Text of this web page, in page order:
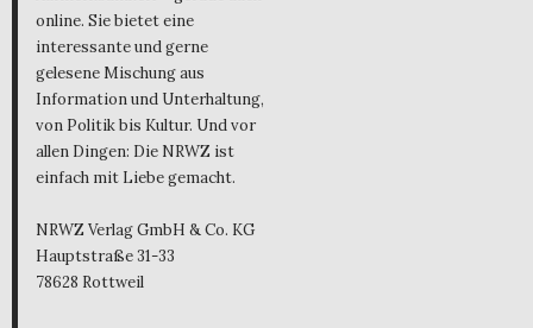
online. Sie bietet eine
interessante und gerne
gelesene Mischung aus
Information und Unterhaltung,
von Politik bis Kultur. Und vor
allen Dingen: Die NRWZ ist
einfach mit Liebe gemacht.
NRWZ Verlag GmbH & Co. KG
Hauptstraße 31-33
78628 Rottweil